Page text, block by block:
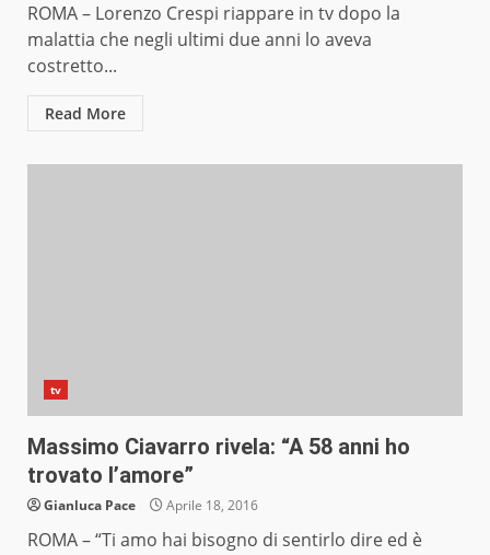
ROMA – Lorenzo Crespi riappare in tv dopo la
malattia che negli ultimi due anni lo aveva
costretto...
Read More
tv
Massimo Ciavarro rivela: “A 58 anni ho
trovato l’amore”
Gianluca Pace Aprile 18, 2016
ROMA – “Ti amo hai bisogno di sentirlo dire ed è